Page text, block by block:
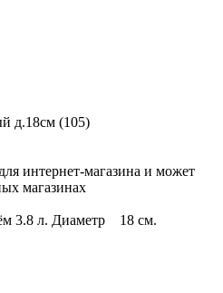
д.18см (105)
интернет-магазина и может
магазинах
3.8 л. Диаметр 18 см.